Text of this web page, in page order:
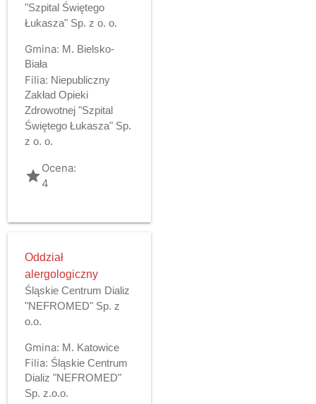
"Szpital Świętego
Łukasza" Sp. z o. o.
Gmina: M. Bielsko-
Biała
Filia: Niepubliczny
Zakład Opieki
Zdrowotnej "Szpital
Świętego Łukasza" Sp.
z o. o.
gradeOcena:
4
Oddział
alergologiczny
Śląskie Centrum Dializ
"NEFROMED" Sp. z
o.o.
Gmina: M. Katowice
Filia: Śląskie Centrum
Dializ "NEFROMED"
Sp. z.o.o.